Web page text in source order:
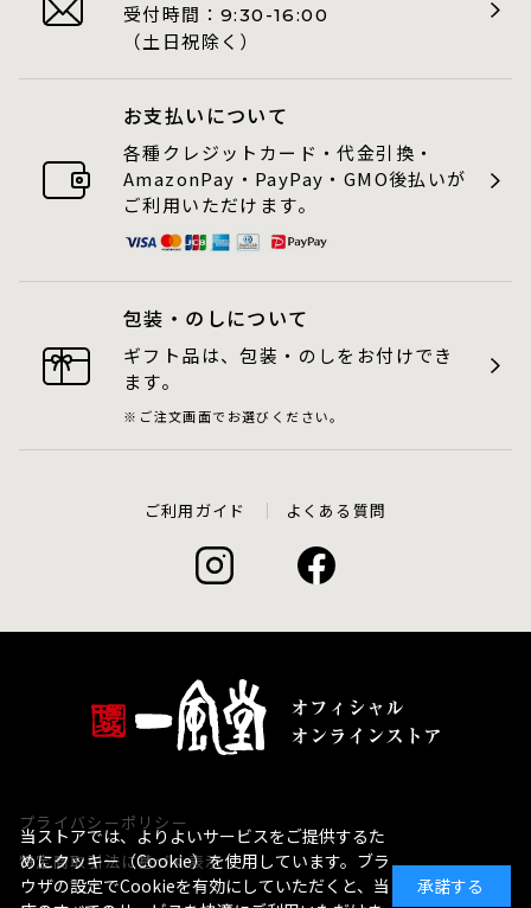
受付時間： 9:30-16:00
（土日祝除く）
お支払いについて
各種クレジットカード・代金引換・
AmazonPay・PayPay・GMO後払いが
ご利用いただけます。
包装・のしについて
ギフト品は、包装・のしをお付けでき
ます。
ご注文画面でお選びください。
ご利用ガイド よくある質問
プライバシーポリシー
特定商取引法に基づく表示
当ストアでは、よりよいサービスをご提供するた
めにクッキー（Cookie）を使用しています。ブラ
ウザの設定でCookieを有効にしていただくと、当
承諾する